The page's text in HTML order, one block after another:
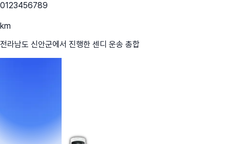
0123456789
km
전라남도 신안군에서 진행한 센디 운송 총합